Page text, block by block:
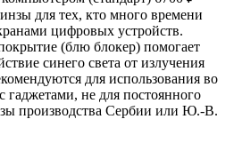
для тех, кто много времени
цифровых устройств.
(блю блокер) помогает
синего света от излучения
для использования во
гаджетами, не для постоянного
производства Сербии или Ю.-В.